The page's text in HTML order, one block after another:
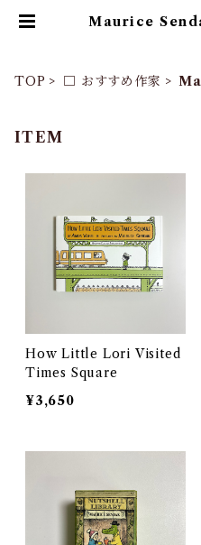
Maurice
TOP □ おすすめ作家
ITEM
How Little Lori Visited
Times Square
¥3,650